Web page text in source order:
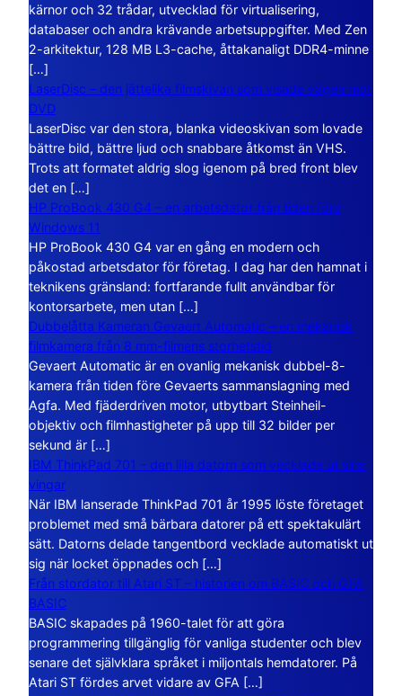
kärnor och 32 trådar, utvecklad för virtualisering,
databaser och andra krävande arbetsuppgifter. Med Zen
2-arkitektur, 128 MB L3-cache, åttakanaligt DDR4-minne
[…]
LaserDisc – den jättelika filmskivan som visade vägen mot
DVD
LaserDisc var den stora, blanka videoskivan som lovade
bättre bild, bättre ljud och snabbare åtkomst än VHS.
Trots att formatet aldrig slog igenom på bred front blev
det en […]
HP ProBook 430 G4 – en arbetsdator från tiden före
Windows 11
HP ProBook 430 G4 var en gång en modern och
påkostad arbetsdator för företag. I dag har den hamnat i
teknikens gränsland: fortfarande fullt användbar för
kontorsarbete, men utan […]
Dubbelåtta Kameran Gevaert Automatic – en mekanisk
filmkamera från 8 mm-filmens storhetstid
Gevaert Automatic är en ovanlig mekanisk dubbel-8-
kamera från tiden före Gevaerts sammanslagning med
Agfa. Med fjäderdriven motor, utbytbart Steinheil-
objektiv och filmhastigheter på upp till 32 bilder per
sekund är […]
IBM ThinkPad 701 – den lilla datorn som vecklade ut sina
vingar
När IBM lanserade ThinkPad 701 år 1995 löste företaget
problemet med små bärbara datorer på ett spektakulärt
sätt. Datorns delade tangentbord vecklade automatiskt ut
sig när locket öppnades och […]
Från stordator till Atari ST – historien om BASIC och GFA
BASIC
BASIC skapades på 1960-talet för att göra
programmering tillgänglig för vanliga studenter och blev
senare det självklara språket i miljontals hemdatorer. På
Atari ST fördes arvet vidare av GFA […]